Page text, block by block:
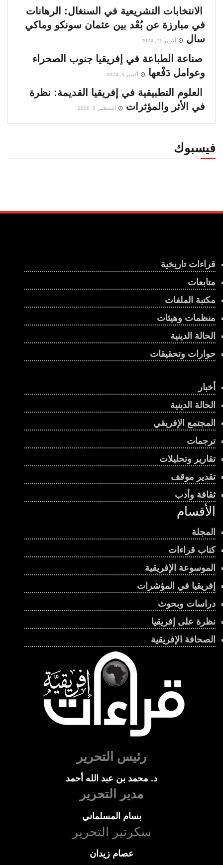
الانتخابات التشريعية في السنغال: الرهانات
في مبارزة عن بُعْد بين عثمان سونكو وماكي
سال
أكتوبر 21, 2024
صناعة الطباعة في إفريقيا جنوب الصحراء
وعوامل دَفْعها
أكتوبر 6, 2024
العلوم التطبيقية في إفريقيا القديمة: نظرة
في الأثر والمؤثرات
أغسطس 3, 2026
فيسبوك
قراءات تاريخية
متابعات
مكتبة الملفات
منظمات وهيئات
الحالة الدينية
حوارات وتحقيقات
أخبار
الحالة الدينية
المجتمع الإفريقي
ترجمات
تقارير وتحليلات
تقدير موقف
ثقافة وأدب
الأقسام
المجلة
كتاب قراءات
الموسوعة الإفريقية
إفريقيا في المؤشرات
دراسات وبحوث
نظرة على إفريقيا
الصحافة الإفريقية
رئيس التحرير
د. محمد بن عبد الله أحمد
مدير التحرير
بسام المسلماني
سكرتير التحرير
عصام زيدان